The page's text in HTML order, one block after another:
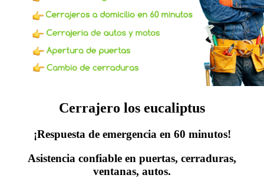
Cerrajero los eucaliptus
¡Respuesta de emergencia en 60 minutos!
Asistencia confiable en puertas, cerraduras,
ventanas, autos.